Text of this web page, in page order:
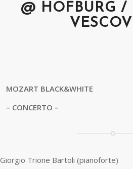
@ HOFBURG
MOZART BLACK&WHITE
– CONCERTO –
Giorgio Trione Bartoli (pianoforte)